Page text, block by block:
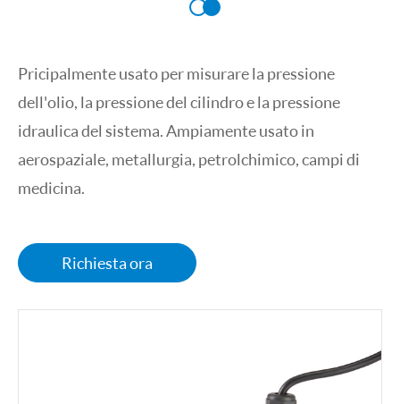
Pricipalmente usato per misurare la pressione
dell'olio, la pressione del cilindro e la pressione
idraulica del sistema. Ampiamente usato in
aerospaziale, metallurgia, petrolchimico, campi di
medicina.
Richiesta ora